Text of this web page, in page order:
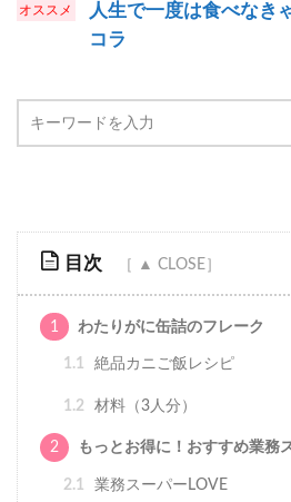
人生で一度は食べなき
コラ
目次
1 わたりがに缶詰のフレーク
1.1 絶品カニご飯レシピ
1.2 材料（3人分）
2 もっとお得に！おすすめ業務
2.1 業務スーパーLOVE